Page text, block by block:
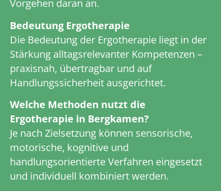
Vorgehen daran an.
Bedeutung Ergotherapie
Die Bedeutung der Ergotherapie liegt in der
Stärkung alltagsrelevanter Kompetenzen –
praxisnah, übertragbar und auf
Handlungssicherheit ausgerichtet.
Welche Methoden nutzt die
Ergotherapie in Bergkamen?
Je nach Zielsetzung können sensorische,
motorische, kognitive und
handlungsorientierte Verfahren eingesetzt
und individuell kombiniert werden.